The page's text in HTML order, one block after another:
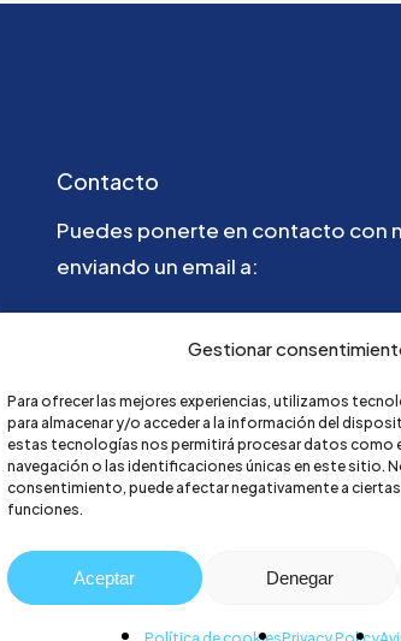
Gestionar
Para ofrecer las mejores experiencias, utilizamos
para almacenar y/o acceder a la información del
estas tecnologías nos permitirá procesar datos como
navegación o las identificaciones únicas en este sitio.
consentimiento, puede afectar negativamente a
funciones.
Aceptar Denegar
Contacto
Puedes ponerte en contacto con
enviando un email a: